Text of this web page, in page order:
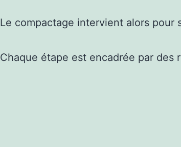
Le compactage intervient alors pour
Chaque étape est encadrée par